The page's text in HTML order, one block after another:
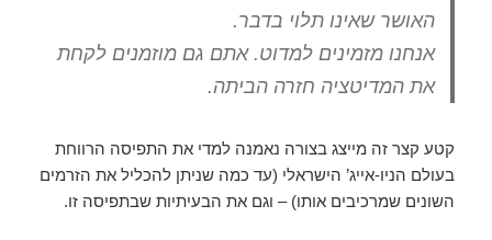
האושר שאינו תלוי בדבר.
אנחנו מזמינים למדוט. אתם גם מוזמנים לקחת
את המדיטציה חזרה הביתה.
קטע קצר זה מייצג בצורה נאמנה למדי את התפיסה הרווחת
בעולם הניו-אייג’ הישראלי (עד כמה שניתן להכליל את הזרמים
השונים שמרכיבים אותו) – וגם את הבעיתיות שבתפיסה זו.